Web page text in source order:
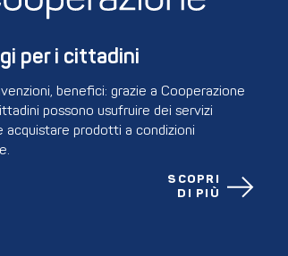
per i cittadini
benefici: grazie a Cooperazione
possono usufruire dei servizi
acquistare prodotti a condizioni
SCOPRI
DI PIÙ